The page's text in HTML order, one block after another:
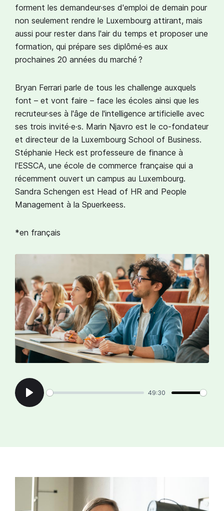
forment les demandeur·ses d'emploi de demain pour
non seulement rendre le Luxembourg attirant, mais
aussi pour rester dans l'air du temps et proposer une
formation, qui prépare ses diplômé·es aux
prochaines 20 années du marché ?
Bryan Ferrari parle de tous les challenge auxquels
font – et vont faire – face les écoles ainsi que les
recruteur·ses à l'âge de l'intelligence artificielle avec
ses trois invité·e·s. Marin Njavro est le co-fondateur
et directeur de la Luxembourg School of Business.
Stéphanie Heck est professeure de finance à
l'ESSCA, une école de commerce française qui a
récemment ouvert un campus au Luxembourg.
Sandra Schengen est Head of HR and People
Management à la Spuerkeess.
*en français
Play
49:30